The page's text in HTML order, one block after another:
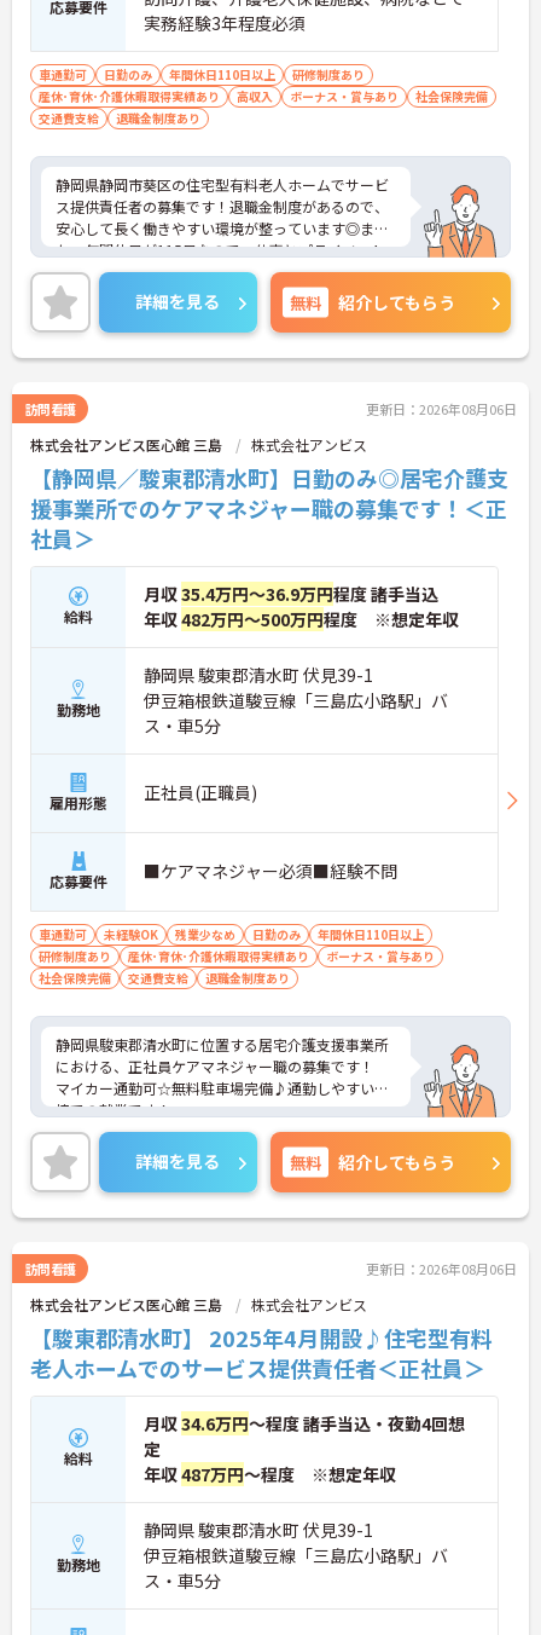
応募要件
実務経験3年程度必須
車通勤可 日勤のみ 年間休日110日以上
研修制度あり
産休･育休･介護休暇取得実績あり
高収入 ボーナス・賞与あり
社会保険完備
交通費支給
退職金制度あり
静岡県静岡市葵区の住宅型有料老人ホームでサービ
ス提供責任者の募集です！退職金制度があるので、
安心して長く働きやすい環境が整っています◎ま
た、年間休日が115日なので、仕事とプライベート
を両立しやすい職場です♪ご興味のある方は、面接
ポイントをお伝えしますので、お気軽にご連絡くだ
さい。
詳細を見る 無料 紹介してもらう
訪問看護 更新日：2026年08月06日
株式会社アンビス医心館 三島 株式会社アンビス
【静岡県／駿東郡清水町】日勤のみ◎居宅介護支
援事業所でのケアマネジャー職の募集です！＜正
社員＞
給料
月収35.4万円～36.9万円程度 諸手当込
年収482万円～500万円程度 ※想定年収
勤務地
静岡県 駿東郡清水町 伏見39-1
伊豆箱根鉄道駿豆線「三島広小路駅」バ
ス・車5分
雇用形態 正社員(正職員)
応募要件 ■ケアマネジャー必須■経験不問
車通勤可 未経験OK 残業少なめ 日勤のみ
年間休日110日以上
研修制度あり
産休･育休･介護休暇取得実績あり
ボーナス・賞与あり
社会保険完備
交通費支給 退職金制度あり
静岡県駿東郡清水町に位置する居宅介護支援事業所
における、正社員ケアマネジャー職の募集です！
マイカー通勤可☆無料駐車場完備♪通勤しやすい環
境での就業です！
ご興味ある方には、面接対策ポイントなど、さらに
詳細をお話しいたしますのでお気軽にご相談くださ
い。
詳細を見る 無料 紹介してもらう
訪問看護 更新日：2026年08月06日
株式会社アンビス医心館 三島 株式会社アンビス
【駿東郡清水町】 2025年4月開設♪住宅型有料
老人ホームでのサービス提供責任者＜正社員＞
給料
月収34.6万円～程度 諸手当込・夜勤4回想
定
年収487万円～程度 ※想定年収
勤務地
静岡県 駿東郡清水町 伏見39-1
伊豆箱根鉄道駿豆線「三島広小路駅」バ
ス・車5分